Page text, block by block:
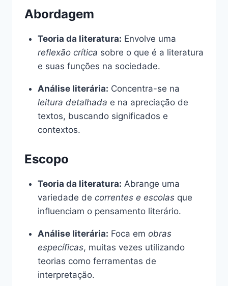
Abordagem
Teoria da literatura: Envolve uma
reflexão crítica sobre o que é a literatura
e suas funções na sociedade.
Análise literária: Concentra-se na
leitura detalhada e na apreciação de
textos, buscando significados e
contextos.
Escopo
Teoria da literatura: Abrange uma
variedade de correntes e escolasque
influenciam o pensamento literário.
Análise literária: Foca em obras
específicas, muitas vezes utilizando
teorias como ferramentas de
interpretação.